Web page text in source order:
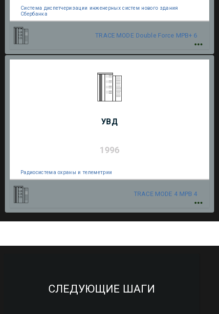
Система диспетчеризации инженерных систем нового здания
Сбербанка
TRACE MODE Double Force МРВ+ 6
УВД
1996
Радиосистема охраны и телеметрии
TRACE MODE 4 МРВ 4
СЛЕДУЮЩИЕ ШАГИ